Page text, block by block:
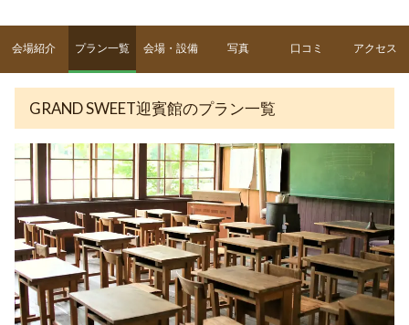
会場紹介 プラン一覧 会場・設備 写真 口コミ アクセス
GRAND SWEET迎賓館のプラン一覧